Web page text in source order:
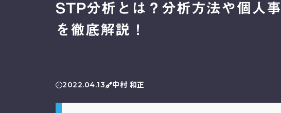
STP分析とは？分析方法や個人
を徹底解説！
2022.04.13 中村 和正